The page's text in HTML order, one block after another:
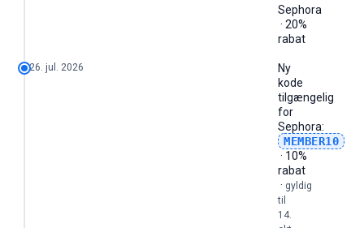
Sephora
· 20%
rabat
26. jul. 2026
Ny
kode
tilgængelig
for
Sephora:
MEMBER10
· 10%
rabat
· gyldig
til
14.